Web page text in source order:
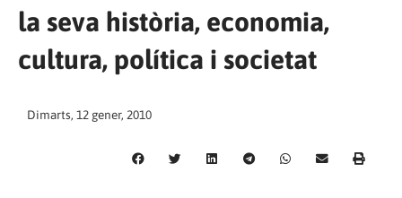
la seva història, economia,
cultura, política i societat
Dimarts, 12 gener, 2010